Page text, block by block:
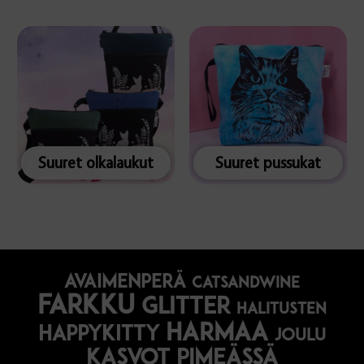
Suuret olkalaukut Suuret pussukat
avaimenperä catsandwine
farkku glitter halitusten
happykitty harmaa joulu